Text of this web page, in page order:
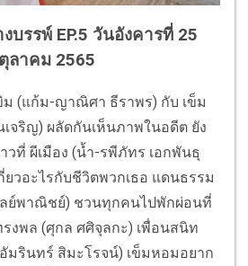
บรรพ์ EP.5 วันอังคารที่ 25
ตุลาคม 2565
(แก้ม-ญาณิศา ธีราพร) กับ เข็ม
จริญ) ผลัดกันเห็นภาพในอดีต ยัง
วที่ ผีเมือง (น้ำ-รพีภัทร เอกพันธุ
ยวอะไรกับชีวิตพวกเธอ แดนธรรม
ย์พาณิชย์) ชวนทุกคนไปพักผ่อนที่
งพล (ศุกล ศศิจุลกะ) เพื่อนสนิท
มรินทร์ สิมะโรจน์) เข็มหอมอยาก